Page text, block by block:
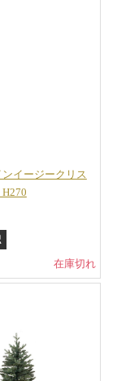
ンイージークリス
在庫切れ